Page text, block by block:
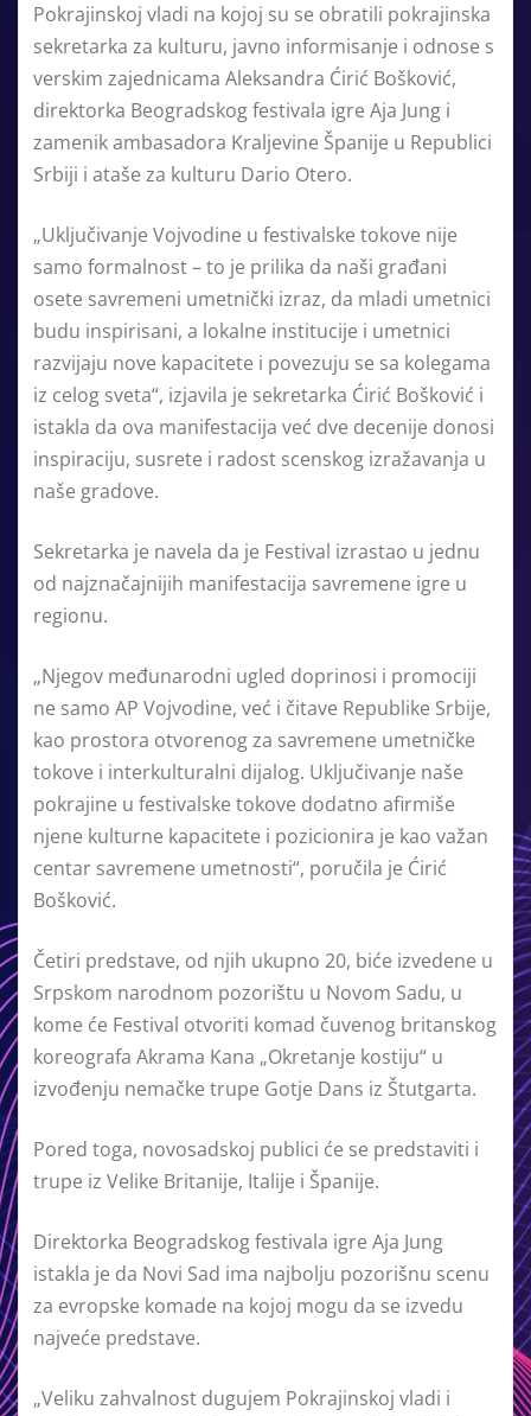
Pokrajinskoj vladi na kojoj su se obratili pokrajinska
sekretarka za kulturu, javno informisanje i odnose s
verskim zajednicama Aleksandra Ćirić Bošković,
direktorka Beogradskog festivala igre Aja Jung i
zamenik ambasadora Kraljevine Španije u Republici
Srbiji i ataše za kulturu Dario Otero.
„Uključivanje Vojvodine u festivalske tokove nije
samo formalnost – to je prilika da naši građani
osete savremeni umetnički izraz, da mladi umetnici
budu inspirisani, a lokalne institucije i umetnici
razvijaju nove kapacitete i povezuju se sa kolegama
iz celog sveta“, izjavila je sekretarka Ćirić Bošković i
istakla da ova manifestacija već dve decenije donosi
inspiraciju, susrete i radost scenskog izražavanja u
naše gradove.
Sekretarka je navela da je Festival izrastao u jednu
od najznačajnijih manifestacija savremene igre u
regionu.
„Njegov međunarodni ugled doprinosi i promociji
ne samo AP Vojvodine, već i čitave Republike Srbije,
kao prostora otvorenog za savremene umetničke
tokove i interkulturalni dijalog. Uključivanje naše
pokrajine u festivalske tokove dodatno afirmiše
njene kulturne kapacitete i pozicionira je kao važan
centar savremene umetnosti“, poručila je Ćirić
Bošković.
Četiri predstave, od njih ukupno 20, biće izvedene u
Srpskom narodnom pozorištu u Novom Sadu, u
kome će Festival otvoriti komad čuvenog britanskog
koreografa Akrama Kana „Okretanje kostiju“ u
izvođenju nemačke trupe Gotje Dans iz Štutgarta.
Pored toga, novosadskoj publici će se predstaviti i
trupe iz Velike Britanije, Italije i Španije.
Direktorka Beogradskog festivala igre Aja Jung
istakla je da Novi Sad ima najbolju pozorišnu scenu
za evropske komade na kojoj mogu da se izvedu
najveće predstave.
„Veliku zahvalnost dugujem Pokrajinskoj vladi i